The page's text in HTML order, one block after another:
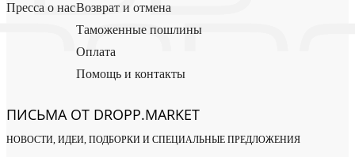
Пресса о насВозврат и отмена
Таможенные пошлины
Оплата
Помощь и контакты
ПИСЬМА ОТ DROPP.MARKET
НОВОСТИ, ИДЕИ, ПОДБОРКИ И СПЕЦИАЛЬНЫЕ ПРЕДЛОЖЕНИЯ